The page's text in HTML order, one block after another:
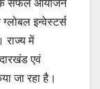
के सफल आयोजन
इन्वेस्टर्स
राज्य में
एवं
जा रहा है।